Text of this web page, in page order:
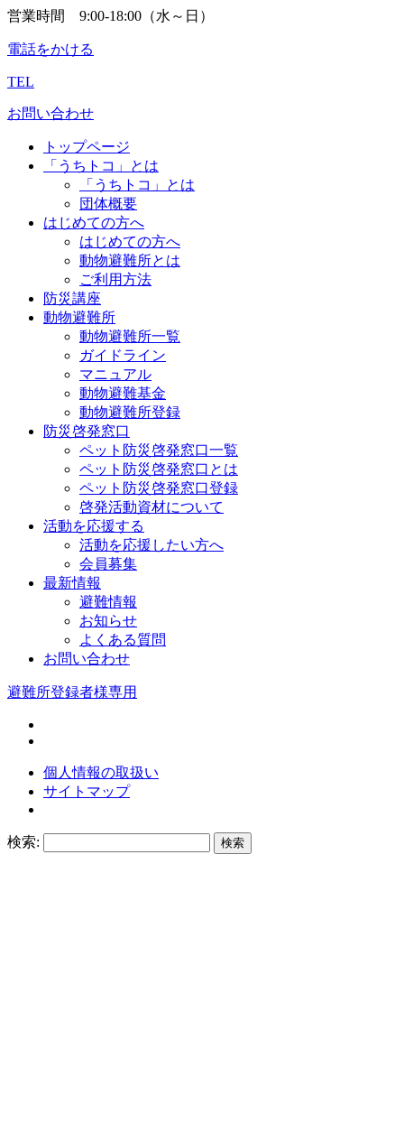
営業時間 9:00-18:00（水～日）
電話をかける
TEL
お問い合わせ
トップページ
「うちトコ」とは
「うちトコ」とは
団体概要
はじめての方へ
はじめての方へ
動物避難所とは
ご利用方法
防災講座
動物避難所
動物避難所一覧
ガイドライン
マニュアル
動物避難基金
動物避難所登録
防災啓発窓口
ペット防災啓発窓口一覧
ペット防災啓発窓口とは
ペット防災啓発窓口登録
啓発活動資材について
活動を応援する
活動を応援したい方へ
会員募集
最新情報
避難情報
お知らせ
よくある質問
お問い合わせ
避難所登録者様専用
個人情報の取扱い
サイトマップ
検索: